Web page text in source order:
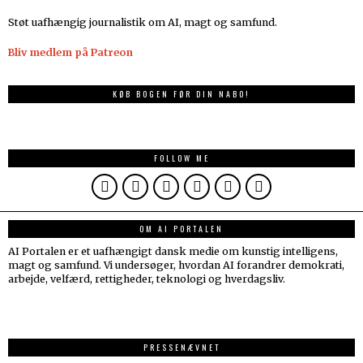
Støt uafhængig journalistik om AI, magt og samfund.
Bliv medlem på Patreon
KØB BOGEN FØR DIN NABO!
FOLLOW ME
OM AI PORTALEN
AI Portalen er et uafhængigt dansk medie om kunstig intelligens,
magt og samfund. Vi undersøger, hvordan AI forandrer demokrati,
arbejde, velfærd, rettigheder, teknologi og hverdagsliv.
PRESSENÆVNET